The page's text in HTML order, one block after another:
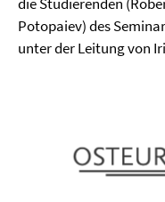
Potopaiev) des
unter der Leitung von